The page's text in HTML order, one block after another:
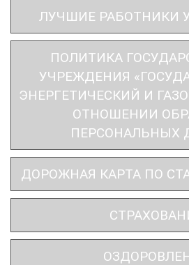
ЛУЧШИЕ РАБОТНИКИ
ПОЛИТИКА
УЧРЕЖДЕНИЯ
ЭНЕРГЕТИЧЕСКИЙ И
ОТНОШЕНИИ
ПЕРСОНАЛЬНЫХ
ДОРОЖНАЯ КАРТА ПО